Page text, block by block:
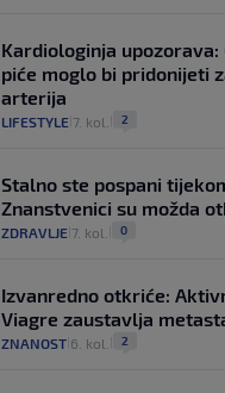
Kardiologinja upozorava:
piće moglo bi pridonijeti
arterija
LIFESTYLE 7. kol. 2
Stalno ste pospani
Znanstvenici su možda
ZDRAVLJE 7. kol. 0
Izvanredno otkriće:
Viagre zaustavlja
ZNANOST 6. kol. 2